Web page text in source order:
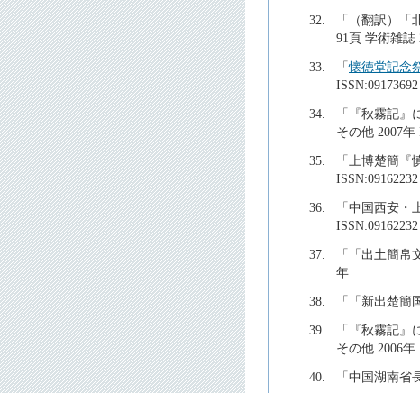
32.
「（翻訳）
91頁 学術雑誌
33.
「懐徳堂記念
ISSN:09173692
34.
「『秋霧記
その他 2007
35.
「上博楚簡
36.
「中国西安
37.
「「出土簡
年
38.
「「新出楚
39.
「『秋霧記
その他 2006年
40.
「中国湖南